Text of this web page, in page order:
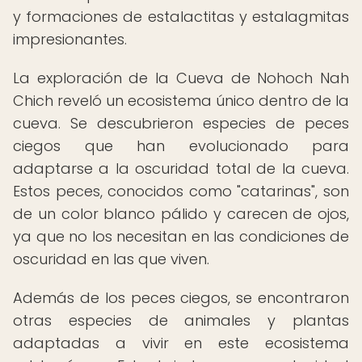
y formaciones de estalactitas y estalagmitas
impresionantes.
La exploración de la Cueva de Nohoch Nah
Chich reveló un ecosistema único dentro de la
cueva. Se descubrieron especies de peces
ciegos que han evolucionado para
adaptarse a la oscuridad total de la cueva.
Estos peces, conocidos como "catarinas", son
de un color blanco pálido y carecen de ojos,
ya que no los necesitan en las condiciones de
oscuridad en las que viven.
Además de los peces ciegos, se encontraron
otras especies de animales y plantas
adaptadas a vivir en este ecosistema